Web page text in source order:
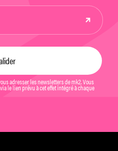
adresser les newsletters de mk2. Vous
le lien prévu à cet effet intégré à chaque